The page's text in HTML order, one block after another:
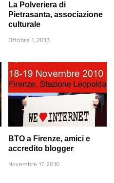
La Polveriera di
Pietrasanta, associazione
culturale
Ottobre 1, 2013
BTO a Firenze, amici e
accredito blogger
Novembre 17, 2010